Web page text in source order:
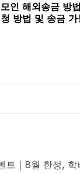
모인 해외송금 방
청 방법 및 송금
트｜8월 한정, 학